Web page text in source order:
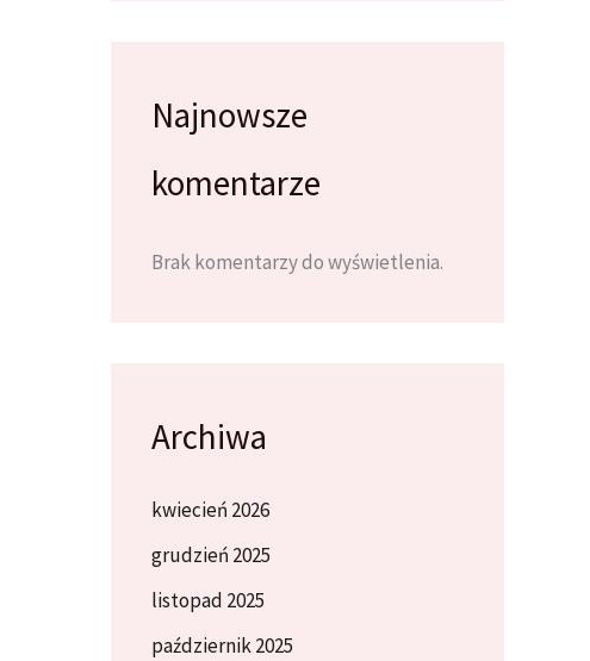
Najnowsze
komentarze
Brak komentarzy do wyświetlenia.
Archiwa
kwiecień 2026
grudzień 2025
listopad 2025
październik 2025